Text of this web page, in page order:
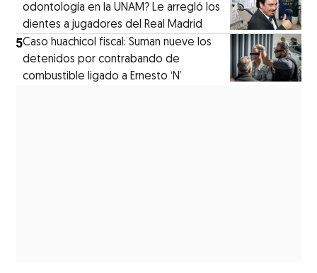
odontología en la UNAM? Le arregló los
dientes a jugadores del Real Madrid
5Caso huachicol fiscal: Suman nueve los
detenidos por contrabando de
combustible ligado a Ernesto ‘N’